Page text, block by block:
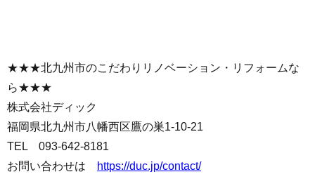
★★★北九州市のこだわりリノベーション・リフォームな
ら★★★
株式会社ディック
福岡県北九州市八幡西区鷹の巣1-10-21
TEL 093-642-8181
お問い合わせは
https://duc.jp/contact/